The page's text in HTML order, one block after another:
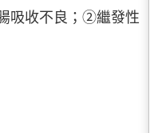
吸收不良；②繼發性